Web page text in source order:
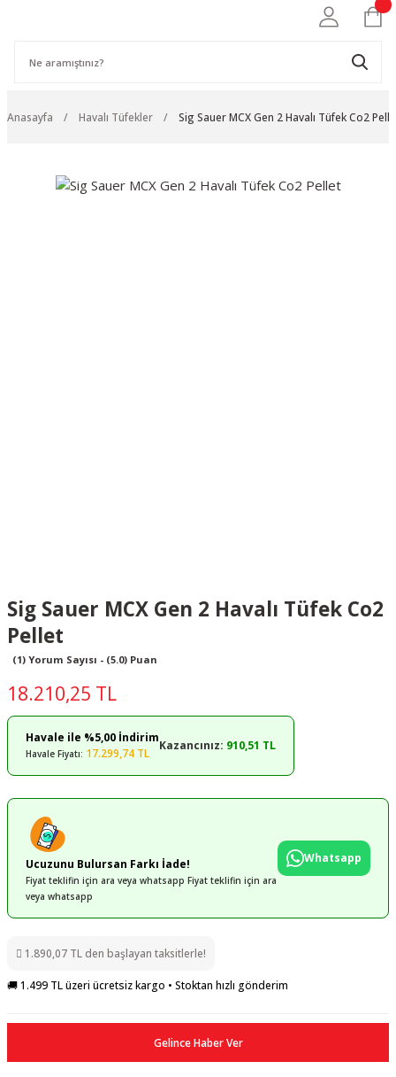
Anasayfa Havalı Tüfekler Sig Sauer MCX Gen 2 Havalı Tüfek Co2
Sig Sauer MCX Gen 2 Havalı Tüfek Co2
Pellet
(1) Yorum Sayısı - (5.0) Puan
18.210,25 TL
Havale ile %5,00 İndirim
Havale Fiyatı: 17.299,74 TL
Kazancınız: 910,51 TL
Ucuzunu Bulursan Farkı İade!
Fiyat teklifin için ara veya whatsapp Fiyat teklifin için ara
veya whatsapp
Whatsapp
1.890,07 TL den başlayan taksitlerle!
🚚 1.499 TL üzeri ücretsiz kargo • Stoktan hızlı gönderim
Gelince Haber Ver